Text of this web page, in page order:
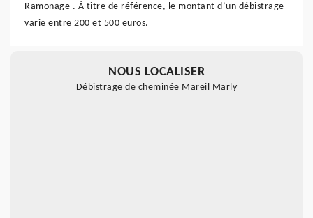
Ramonage . À titre de référence, le montant d’un débistrage
varie entre 200 et 500 euros.
NOUS LOCALISER
Débistrage de cheminée Mareil Marly